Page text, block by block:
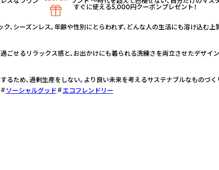
ク、シーズンレス。年齢や性別にとらわれず、どんな人の生活にも溶け込
ごせるリラックス感と、お出かけにも着られる洗練さを両立させたデザイン
るため、過剰生産をしない。より良い未来を考えるサステナブルなものづく
ソーシャルグッド
エコフレンドリー
すぐに使える5,000円クーポンプレゼント！